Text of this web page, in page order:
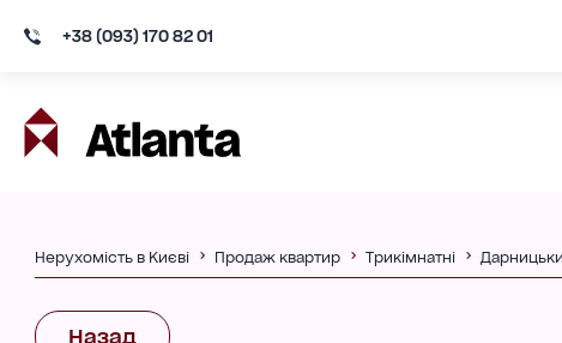
+38 (093) 170 82 01
Нерухомість в Києві Продаж квартир Трикімнатні
Назад